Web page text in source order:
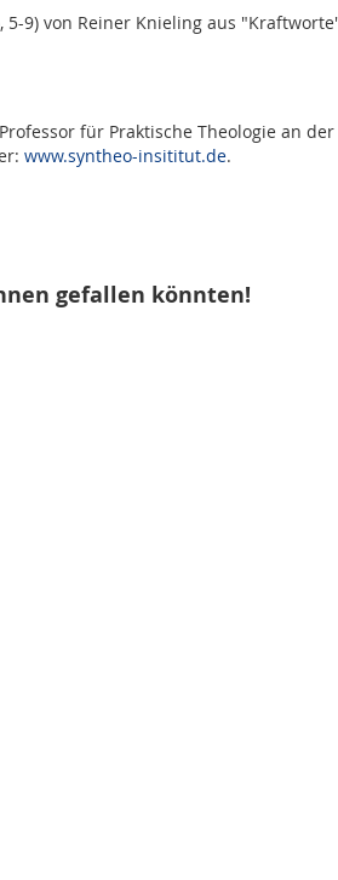
5-9) von Reiner Knieling aus
für Praktische Theologie an
www.syntheo-insititut.de.
gefallen könnten!